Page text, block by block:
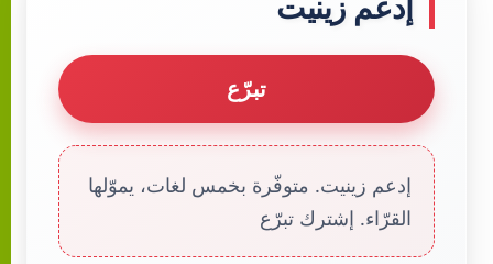
إدعم زينيت
تبرّع
إدعم زينيت. متوفّرة بخمس لغات، يموّلها
القرّاء. إشترك تبرّع